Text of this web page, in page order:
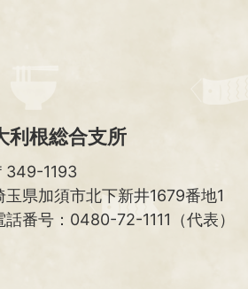
利根総合支所
349-1193
玉県加須市北下新井1679番地1
話番号：0480-72-1111（代表）